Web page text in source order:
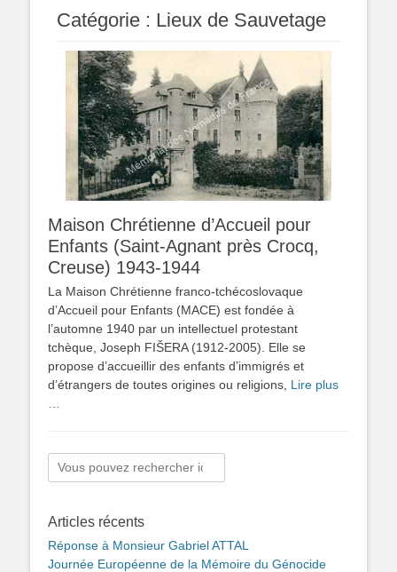
Catégorie : Lieux de Sauvetage
Maison Chrétienne d’Accueil pour
Enfants (Saint-Agnant près Crocq,
Creuse) 1943-1944
La Maison Chrétienne franco-tchécoslovaque
d’Accueil pour Enfants (MACE) est fondée à
l’automne 1940 par un intellectuel protestant
tchèque, Joseph FIŠERA (1912-2005). Elle se
propose d’accueillir des enfants d’immigrés et
d’étrangers de toutes origines ou religions, Lire plus
Rechercher :
Articles récents
Réponse à Monsieur Gabriel ATTAL
Journée Européenne de la Mémoire du Génocide